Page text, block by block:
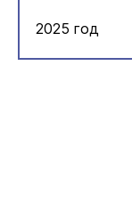
2025 год